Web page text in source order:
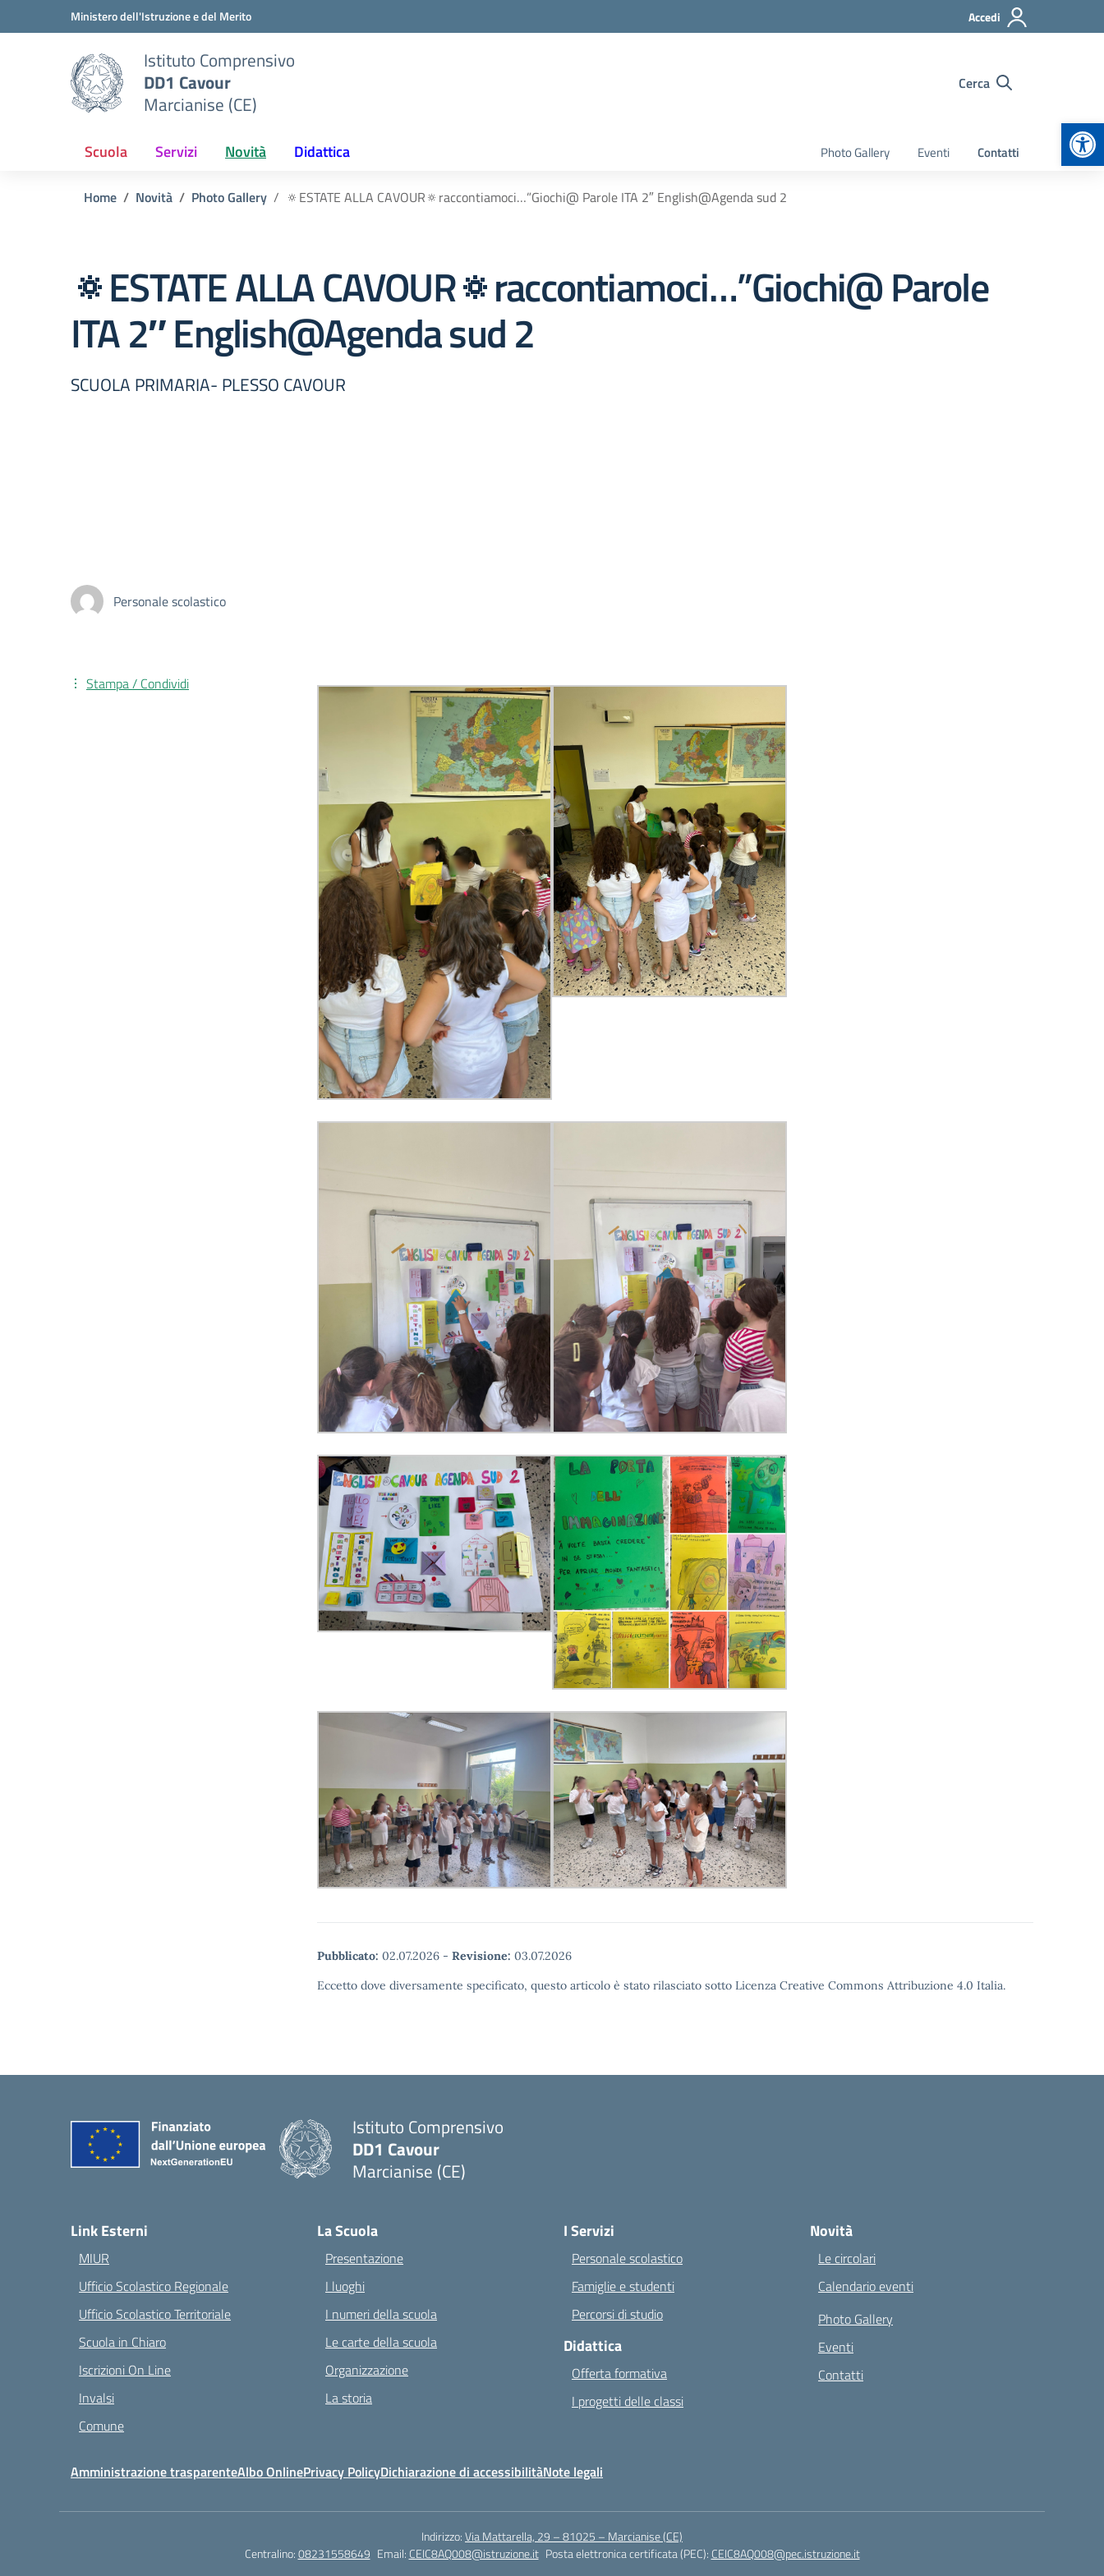
Vai ai contenuti
Vai al menu di navigazioneMinistero dell'Istruzione e del Merito Accedi
Istituto Comprensivo
DD1 Cavour
Marcianise (CE)
Cerca
Scuola Servizi Novità Didattica Photo Gallery Eventi Contatti
Home Novità Photo Gallery 🔅ESTATE ALLA CAVOUR🔅raccontiamoci…”Giochi@ Parole ITA 2″ English@Agenda sud 2
🔅ESTATE ALLA CAVOUR🔅raccontiamoci…”Giochi@ Parole
ITA 2″ English@Agenda sud 2
SCUOLA PRIMARIA- PLESSO CAVOUR
Personale scolastico
Pubblicato: 02.07.2026 - Revisione: 03.07.2026
Eccetto dove diversamente specificato, questo articolo è stato rilasciato sotto Licenza Creative Commons Attribuzione 4.0 Italia.
Stampa / Condividi
Istituto Comprensivo
DD1 Cavour
Marcianise (CE)
Link Esterni
MIUR
Ufficio Scolastico Regionale
Ufficio Scolastico Territoriale
Scuola in Chiaro
Iscrizioni On Line
Invalsi
Comune
La Scuola
Presentazione
I luoghi
I numeri della scuola
Le carte della scuola
Organizzazione
La storia
I Servizi
Personale scolastico
Famiglie e studenti
Percorsi di studio
Didattica
Offerta formativa
I progetti delle classi
Novità
Le circolari
Calendario eventi
Photo Gallery
Eventi
Contatti
Amministrazione trasparenteAlbo OnlinePrivacy PolicyDichiarazione di accessibilitàNote legali
Indirizzo:Via Mattarella, 29 – 81025 – Marcianise (CE)
Centralino:08231558649 Email: CEIC8AQ008@istruzione.it Posta elettronica certificata (PEC): CEIC8AQ008@pec.istruzione.it